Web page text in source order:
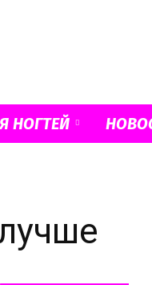
НОГТЕЙ